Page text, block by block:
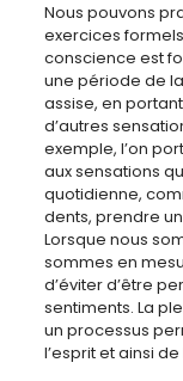
Nous pouvons
exercices
conscience est
une période de
assise, en
d’autres
exemple, l’on
aux sensations
quotidienne,
dents, prendre
Lorsque nous
sommes en
d’éviter d’être
sentiments. La
un processus
l’esprit et ainsi